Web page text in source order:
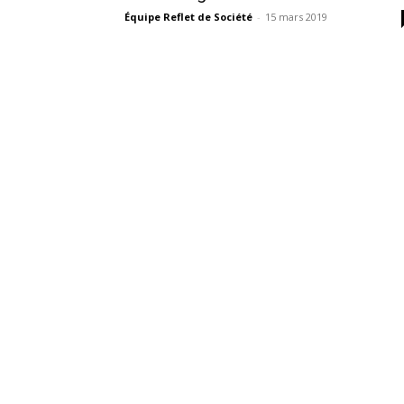
Équipe Reflet de Société - 15 mars 2019